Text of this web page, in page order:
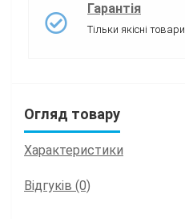
Гарантія
Тільки якісні товари
Огляд товару
Характеристики
Відгуків (0)